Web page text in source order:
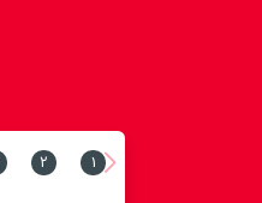
۱ ۲